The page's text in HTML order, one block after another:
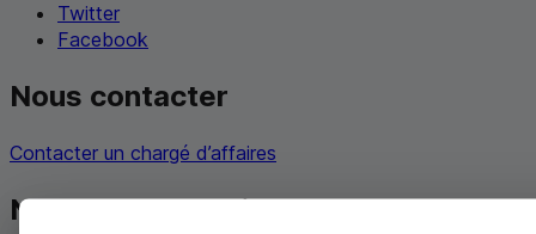
Twitter
Facebook
Nous contacter
Contacter un chargé d’affaires
Nos autres solutions